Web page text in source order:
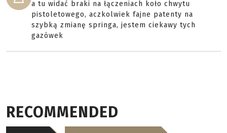
a tu widać braki na łączeniach koło chwytu
pistoletowego, aczkolwiek fajne patenty na
szybką zmianę springa, jestem ciekawy tych
gazówek
RECOMMENDED